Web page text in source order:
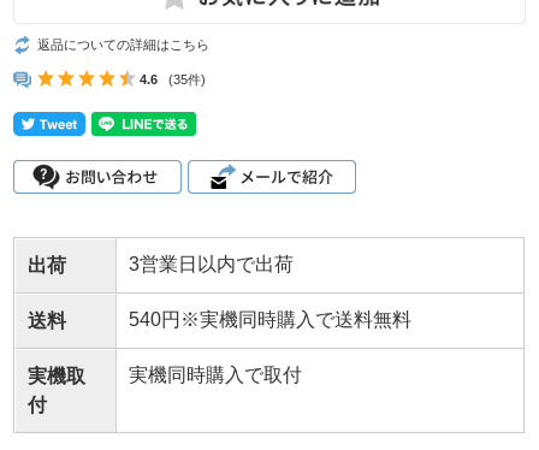
返品についての詳細はこちら
4.6 (35件)
出荷 3営業日以内で出荷
送料 540円※実機同時購入で送料無料
実機取
付
実機同時購入で取付